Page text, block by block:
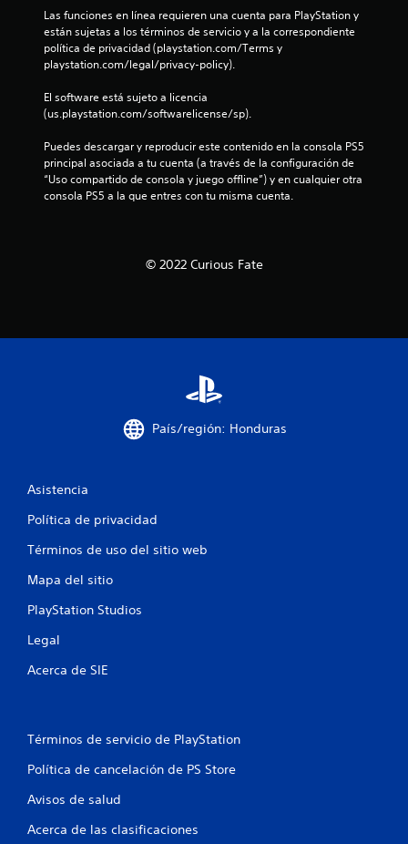
a
n
u
a
Las funciones en línea requieren una cuenta para PlayStation y
están sujetas a los términos de servicio y a la correspondiente
política de privacidad (playstation.com/Terms y
playstation.com/legal/privacy-policy).
El software está sujeto a licencia
(us.playstation.com/softwarelicense/sp).
Puedes descargar y reproducir este contenido en la consola PS5
principal asociada a tu cuenta (a través de la configuración de
“Uso compartido de consola y juego offline”) y en cualquier otra
consola PS5 a la que entres con tu misma cuenta.
© 2022 Curious Fate
País/región: Honduras
Asistencia
Política de privacidad
Términos de uso del sitio web
Mapa del sitio
PlayStation Studios
Legal
Acerca de SIE
Términos de servicio de PlayStation
Política de cancelación de PS Store
Avisos de salud
Acerca de las clasificaciones